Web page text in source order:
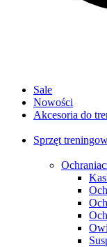
Sale
Nowości
Akcesoria do
Sprzęt